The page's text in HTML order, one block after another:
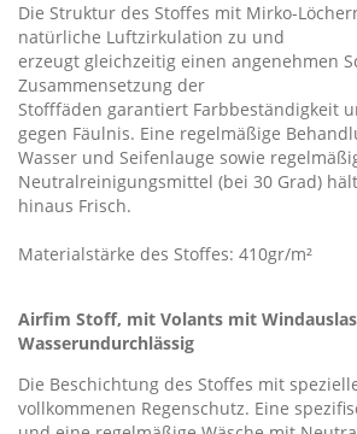
Die Struktur des Stoffes mit Mirko-
natürliche Luftzirkulation zu und
erzeugt gleichzeitig einen angenehmen
Zusammensetzung der
Stofffäden garantiert Farbbeständigkeit
gegen Fäulnis. Eine regelmäßige
Wasser und Seifenlauge sowie
Neutralreinigungsmittel (bei 30 Grad)
hinaus Frisch.
Materialstärke des Stoffes: 410gr/m²
Airfim Stoff, mit Volants mit
Wasserundurchlässig
Die Beschichtung des Stoffes mit
vollkommenen Regenschutz. Eine